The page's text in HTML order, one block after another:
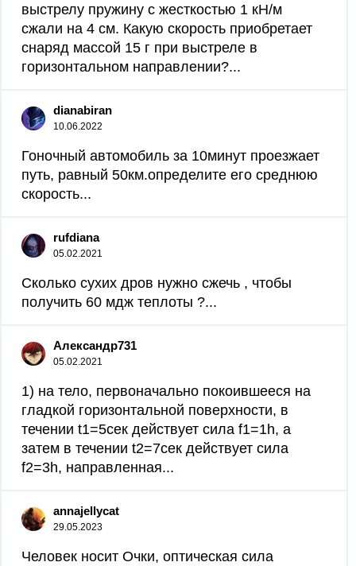
выстрелу пружину с жесткостью 1 кН/м
сжали на 4 см. Какую скорость приобретает
снаряд массой 15 г при выстреле в
горизонтальном направлении?​...
dianabiran
10.06.2022
Гоночный автомобиль за 10минут проезжает
путь, равный 50км.определите его среднюю
скорость...
rufdiana
05.02.2021
Сколько сухих дров нужно сжечь , чтобы
получить 60 мдж теплоты ?...
Александр731
05.02.2021
1) на тело, первоначально покоившееся на
гладкой горизонтальной поверхности, в
течении t1=5сек действует сила f1=1h, а
затем в течении t2=7сек действует сила
f2=3h, направленная...
annajellycat
29.05.2023
Человек носит Очки, оптическая сила